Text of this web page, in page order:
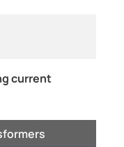
current